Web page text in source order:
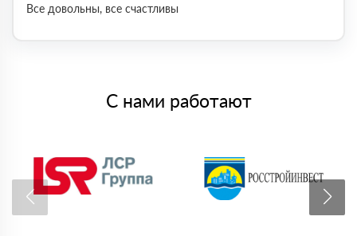
Все довольны, все счастливы
С нами работают